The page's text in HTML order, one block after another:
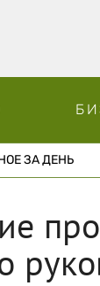
ЗА ДЕНЬ